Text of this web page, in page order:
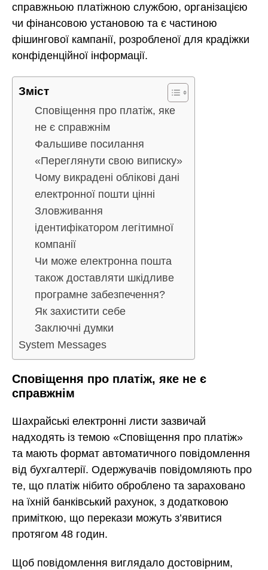
справжньою платіжною службою, організацією
чи фінансовою установою та є частиною
фішингової кампанії, розробленої для крадіжки
конфіденційної інформації.
Зміст
Сповіщення про платіж, яке
не є справжнім
Фальшиве посилання
«Переглянути свою виписку»
Чому викрадені облікові дані
електронної пошти цінні
Зловживання
ідентифікатором легітимної
компанії
Чи може електронна пошта
також доставляти шкідливе
програмне забезпечення?
Як захистити себе
Заключні думки
System Messages
Сповіщення про платіж, яке не є
справжнім
Шахрайські електронні листи зазвичай
надходять із темою «Сповіщення про платіж»
та мають формат автоматичного повідомлення
від бухгалтерії. Одержувачів повідомляють про
те, що платіж нібито оброблено та зараховано
на їхній банківський рахунок, з додатковою
приміткою, що перекази можуть з’явитися
протягом 48 годин.
Щоб повідомлення виглядало достовірним,